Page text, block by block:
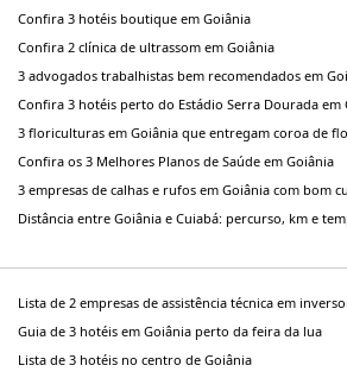
Confira 3 hotéis boutique em Goiânia
Confira 2 clínica de ultrassom em Goiânia
3 advogados trabalhistas bem recomendados em
Confira 3 hotéis perto do Estádio Serra Dourada em
3 floriculturas em Goiânia que entregam coroa de
Confira os 3 Melhores Planos de Saúde em Goiânia
3 empresas de calhas e rufos em Goiânia com bom
Distância entre Goiânia e Cuiabá: percurso, km e
Lista de 2 empresas de assistência técnica em
Guia de 3 hotéis em Goiânia perto da feira da lua
Lista de 3 hotéis no centro de Goiânia